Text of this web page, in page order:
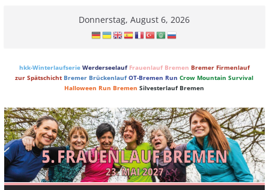
Donnerstag, August 6, 2026
hkk-Winterlaufserie Werderseelauf Frauenlauf Bremen Bremer Firmenlauf
zur Spätschicht Bremer Brückenlauf OT-Bremen Run Crow Mountain Survival
Halloween Run Bremen Silvesterlauf Bremen